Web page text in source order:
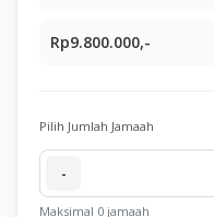
Rp9.800.000,-
Pilih Jumlah Jamaah
-
Maksimal 0 jamaah